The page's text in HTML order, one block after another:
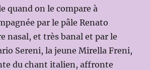
quand on le compare à
par le pâle Renato
nasal, et très banal et par le
Sereni, la jeune Mirella Freni,
du chant italien, affronte